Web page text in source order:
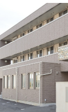
プレザン
プレザング
プレザンメ
有料老人
認知症対
たのしい家
認知症対
認知症の
小規模多機能型
小規模多
たのしい家
小規模多
tel
お問い